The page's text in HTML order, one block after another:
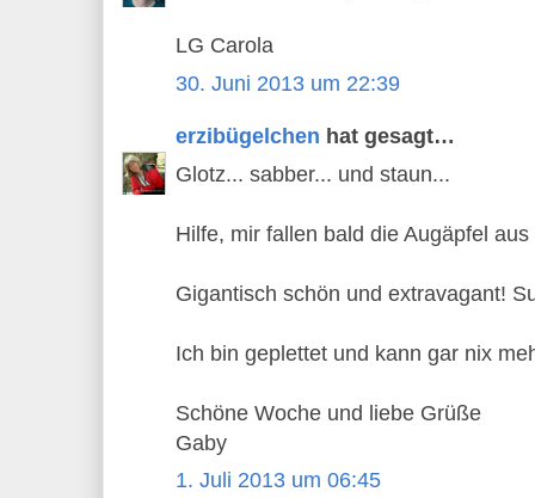
LG Carola
30. Juni 2013 um 22:39
erzibügelchen hat gesagt…
Glotz... sabber... und staun...
Hilfe, mir fallen bald die Augäpfel
Gigantisch schön und extravagant!
Ich bin geplettet und kann gar nix
Schöne Woche und liebe Grüße
Gaby
1. Juli 2013 um 06:45